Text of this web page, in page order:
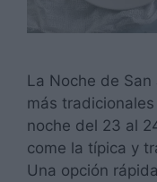
La Noche de
más
noche del 23 al
come la típica y
Una opción